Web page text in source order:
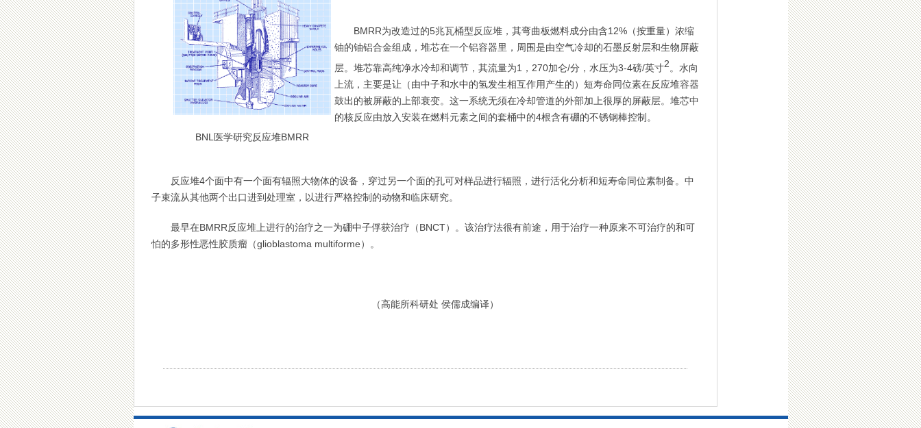
BNL医学研究反应堆BMRR
BMRR为改造过的5兆瓦桶型反应堆，其弯曲板燃料成分由含12%（按重量）浓缩
铀的铀铝合金组成，堆芯在一个铝容器里，周围是由空气冷却的石墨反射层和生物屏蔽
层。堆芯靠高纯净水冷却和调节，其流量为1，270加仑/分，水压为3-4磅/英寸2。水向
上流，主要是让（由中子和水中的氢发生相互作用产生的）短寿命同位素在反应堆容器
鼓出的被屏蔽的上部衰变。这一系统无须在冷却管道的外部加上很厚的屏蔽层。堆芯中
的核反应由放入安装在燃料元素之间的套桶中的4根含有硼的不锈钢棒控制。
反应堆4个面中有一个面有辐照大物体的设备，穿过另一个面的孔可对样品进行辐照，进行活化分析和短寿命同位素制备。中
子束流从其他两个出口进到处理室，以进行严格控制的动物和临床研究。
最早在BMRR反应堆上进行的治疗之一为硼中子俘获治疗（BNCT）。该治疗法很有前途，用于治疗一种原来不可治疗的和可
怕的多形性恶性胶质瘤（glioblastoma multiforme）。
（高能所科研处 侯儒成编译）